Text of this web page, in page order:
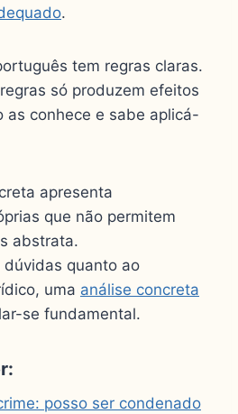
.
tem regras claras.
só produzem efeitos
as conhece e sabe aplicá-
apresenta
que não permitem
abstrata.
quanto ao
uma análise concreta
se fundamental.
posso ser condenado